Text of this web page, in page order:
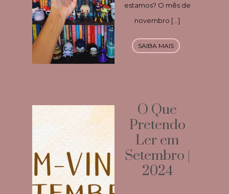
estamos? O mês de
novembro […]
SAIBA MAIS
O Que
Pretendo
Ler em
Setembro |
2024